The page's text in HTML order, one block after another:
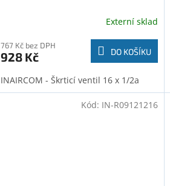
Externí sklad
767 Kč bez DPH
928 Kč DO KOŠÍKU
INAIRCOM - Škrticí ventil 16 x 1/2a
Kód: IN-R09121216